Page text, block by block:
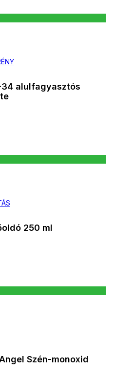
34 alulfagyasztós
250 ml
Szén-monoxid